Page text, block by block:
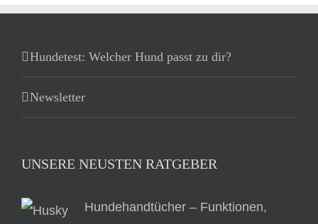
Hundetest: Welcher Hund passt zu dir?
Newsletter
UNSERE NEUSTEN RATGEBER
Hundehandtücher – Funktionen,